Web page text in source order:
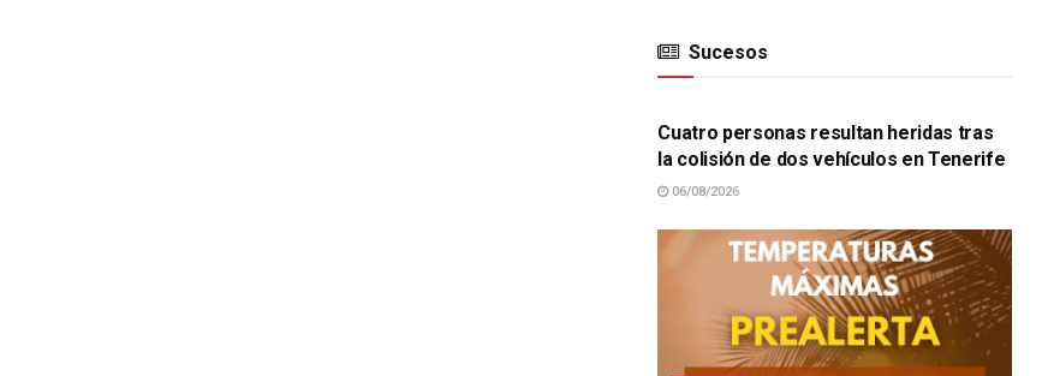
Sucesos
SUCESOS
Cuatro personas resultan heridas tras
la colisión de dos vehículos en Tenerife
06/08/2026